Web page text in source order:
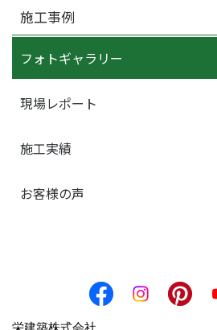
施工事例
フォトギャラリー
現場レポート
施工実績
お客様の声